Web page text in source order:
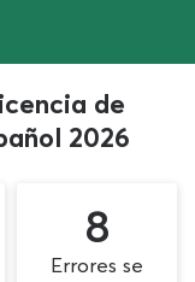
de
2026
8
Errores se